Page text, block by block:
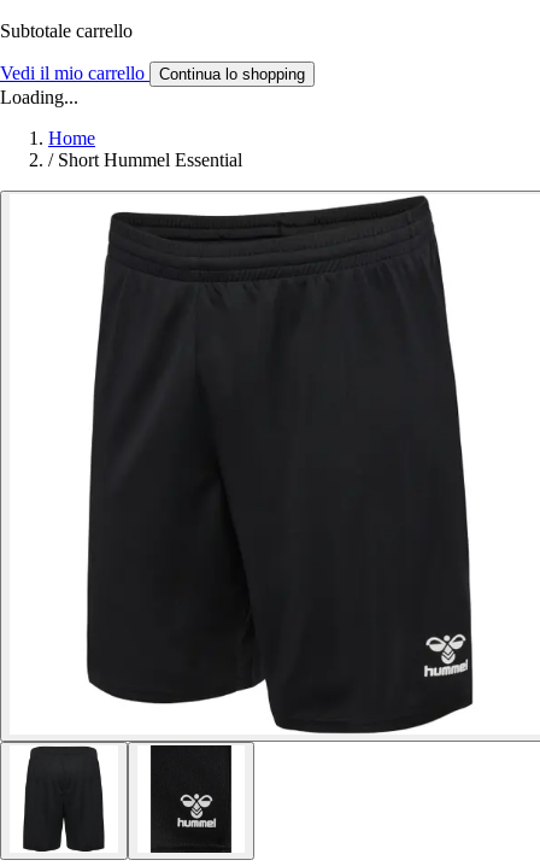
Subtotale carrello
Vedi il mio carrello Continua lo shopping
Loading...
Home
/ Short Hummel Essential